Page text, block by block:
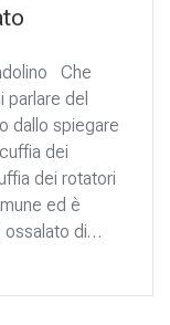
Che
del
dallo spiegare
dei
dei rotatori
ed è
ossalato di…